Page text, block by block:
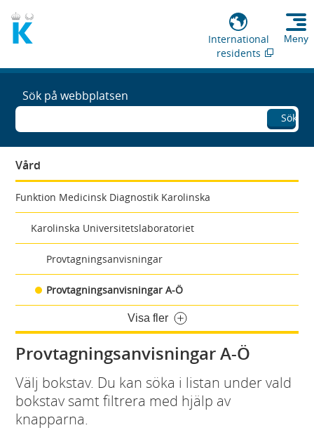
International
residents
Meny
Sök på webbplatsen
Sök
Vård
Funktion Medicinsk Diagnostik Karolinska
Karolinska Universitetslaboratoriet
Provtagningsanvisningar
Provtagningsanvisningar A-Ö
Visa fler
Provtagningsanvisningar A-Ö
Välj bokstav. Du kan söka i listan under vald
bokstav samt filtrera med hjälp av
knapparna.